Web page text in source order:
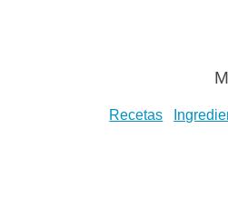
Recetas